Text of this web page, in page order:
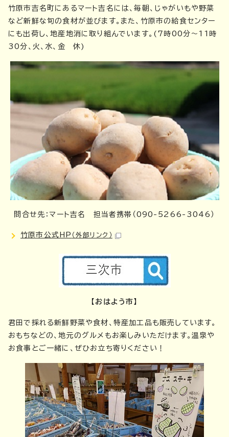
竹原市吉名町にあるマート吉名には、毎朝、じゃがいもや野菜
など新鮮な旬の食材が並びます。また、竹原市の給食センター
にも出荷し、地産地消に取り組んでいます。(7時00分～11時
30分、火、水、金 休)
問合せ先：マート吉名 担当者携帯（090-5266-3046）
竹原市公式HP （外部リンク）
【おはよう市】
君田で採れる新鮮野菜や食材、特産加工品も販売しています。
おもちなどの、地元のグルメもお楽しみいただけます。温泉や
お食事とご一緒に、ぜひお立ち寄りください！